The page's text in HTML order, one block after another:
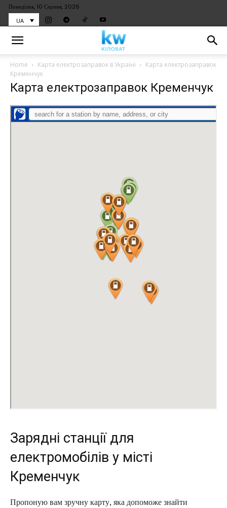
Понеділок, 10 Серпня, 2026
UA
Home Карта електрозаправок в Україні
Карта електрозаправок
Кременчук
Карта електрозаправок Кременчук
Зарядні станції для
електромобілів у місті
Кременчук
Пропоную вам зручну карту, яка допоможе знайти